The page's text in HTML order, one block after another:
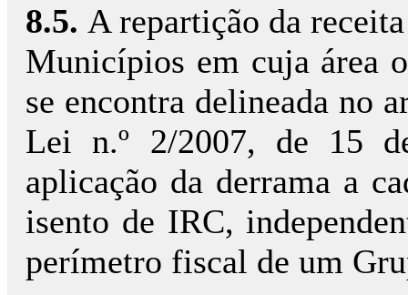
8.5. A repartição da
Municípios em cuja área
se encontra delineada no
Lei n.º 2/2007, de 15
aplicação da derrama a
isento de IRC,
perímetro fiscal de um